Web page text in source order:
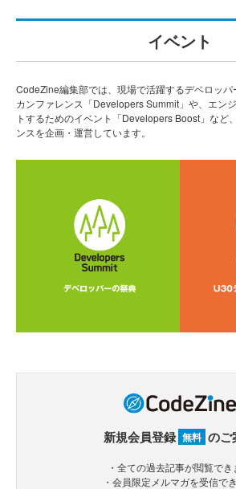
イベント
CodeZine編集部では、現場で活躍するデベロッ
カンファレンス「Developers Summit」や、エン
トするためのイベント「Developers Boost」など
ンスを企画・運営しています。
新規会員登録 無料 のご
・全ての過去記事が閲覧でき
・会員限定メルマガを受信で